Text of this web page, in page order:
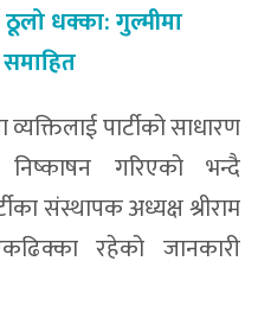
ठूलो धक्का: गुल्मीमा
पार्टीको साधारण
गरिएको भन्दै
संस्थापक अध्यक्ष श्रीराम
रहेको जानकारी